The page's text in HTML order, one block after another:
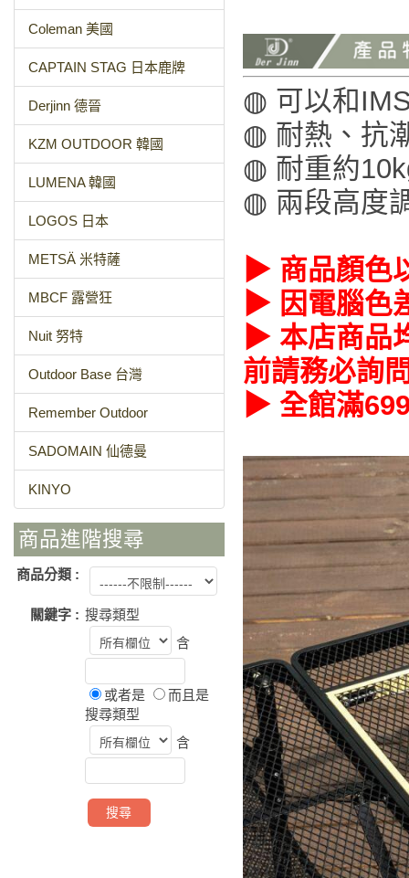
Coleman 美國
CAPTAIN STAG 日本鹿牌
Derjinn 德晉
KZM OUTDOOR 韓國
LUMENA 韓國
LOGOS 日本
METSÄ 米特薩
MBCF 露營狂
Nuit 努特
Outdoor Base 台灣
Remember Outdoor
SADOMAIN 仙德曼
KINYO
商品進階搜尋
商品分類 :
關鍵字 : 搜尋類型
含
或者是
而且是
搜尋類型
含
◍ 可以和
◍ 耐熱、抗
◍ 耐重約
◍ 兩段高度
▶ 商品顏色
▶ 因電腦色
▶ 本店商品
前請務必詢
▶ 全館滿